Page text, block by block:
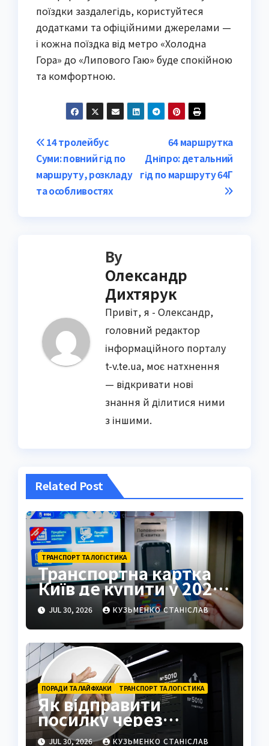
поїздки заздалегідь, користуйтеся
додатками та офіційними джерелами —
і кожна поїздка від метро «Холодна
Гора» до «Липового Гаю» буде спокійною
та комфортною.
Post
navigation
64 маршрутка
Дніпро: детальний
гід по маршруту 64Г
14 тролейбус
Суми: повний гід по
маршруту, розкладу
та особливостях
By
Олександр
Дихтярук
Привіт, я - Олександр,
головний редактор
інформаційного порталу
t-v.te.ua, моє натхнення
— відкривати нові
знання й ділитися ними
з іншими.
Related Post
ТРАНСПОРТ ТА ЛОГІСТИКА
Транспортна картка
Київ де купити у 2026
році
JUL 30, 2026 КУЗЬМЕНКО СТАНІСЛАВ
ПОРАДИ ТА ЛАЙФХАКИ ТРАНСПОРТ ТА ЛОГІСТИКА
Як відправити
посилку через
поштомат: повна
JUL 30, 2026 КУЗЬМЕНКО СТАНІСЛАВ